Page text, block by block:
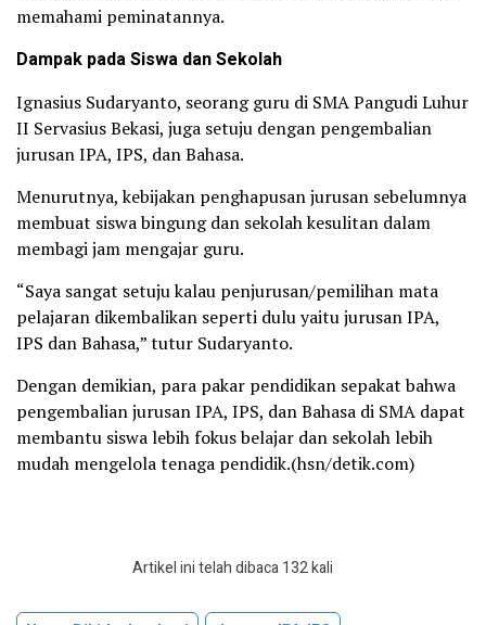
memahami peminatannya.
Dampak pada Siswa dan Sekolah
Ignasius Sudaryanto, seorang guru di SMA Pangudi Luhur
II Servasius Bekasi, juga setuju dengan pengembalian
jurusan IPA, IPS, dan Bahasa.
Menurutnya, kebijakan penghapusan jurusan sebelumnya
membuat siswa bingung dan sekolah kesulitan dalam
membagi jam mengajar guru.
“Saya sangat setuju kalau penjurusan/pemilihan mata
pelajaran dikembalikan seperti dulu yaitu jurusan IPA,
IPS dan Bahasa,” tutur Sudaryanto.
Dengan demikian, para pakar pendidikan sepakat bahwa
pengembalian jurusan IPA, IPS, dan Bahasa di SMA dapat
membantu siswa lebih fokus belajar dan sekolah lebih
mudah mengelola tenaga pendidik.(hsn/detik.com)
Artikel ini telah dibaca 132 kali